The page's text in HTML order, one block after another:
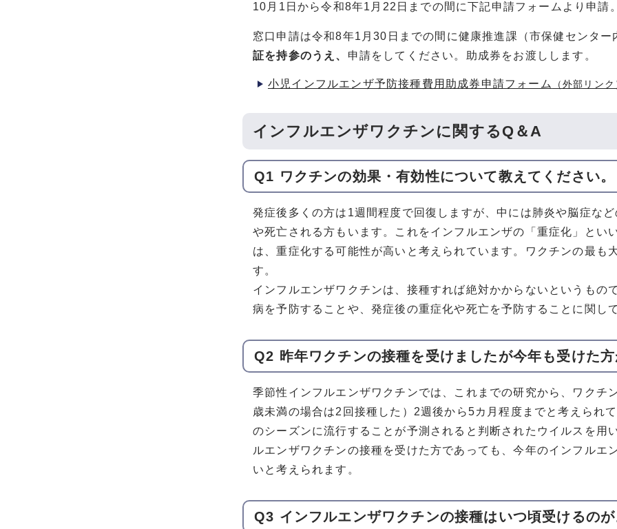
10月1日から令和8年1月22日までの間に下記申請フォームより申請。
窓口申請は令和8年1月30日までの間に健康推進課（市保健センタ
証を持参のうえ、 申請をしてください。助成券をお渡しします。
小児インフルエンザ予防接種費用助成券申請フォーム （外部リンク
インフルエンザワクチンに関するQ＆A
Q1 ワクチンの効果・有効性について教えてください。
発症後多くの方は1週間程度で回復しますが、中には肺炎や脳症な
や死亡される方もいます。これをインフルエンザの「重症化」とい
は、重症化する可能性が高いと考えられています。ワクチンの最も
す。
インフルエンザワクチンは、接種すれば絶対かからないというもの
病を予防することや、発症後の重症化や死亡を予防することに関し
Q2 昨年ワクチンの接種を受けましたが今年も受けた
季節性インフルエンザワクチンでは、これまでの研究から、ワクチ
歳未満の場合は2回接種した）2週後から5カ月程度までと考えられ
のシーズンに流行することが予測されると判断されたウイルスを用
ルエンザワクチンの接種を受けた方であっても、今年のインフルエ
いと考えられます。
Q3 インフルエンザワクチンの接種はいつ頃受けるのが